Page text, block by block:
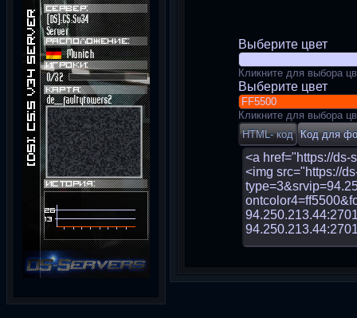
Выберите цвет
Кликните для выбора
Выберите цвет
Кликните для выбора